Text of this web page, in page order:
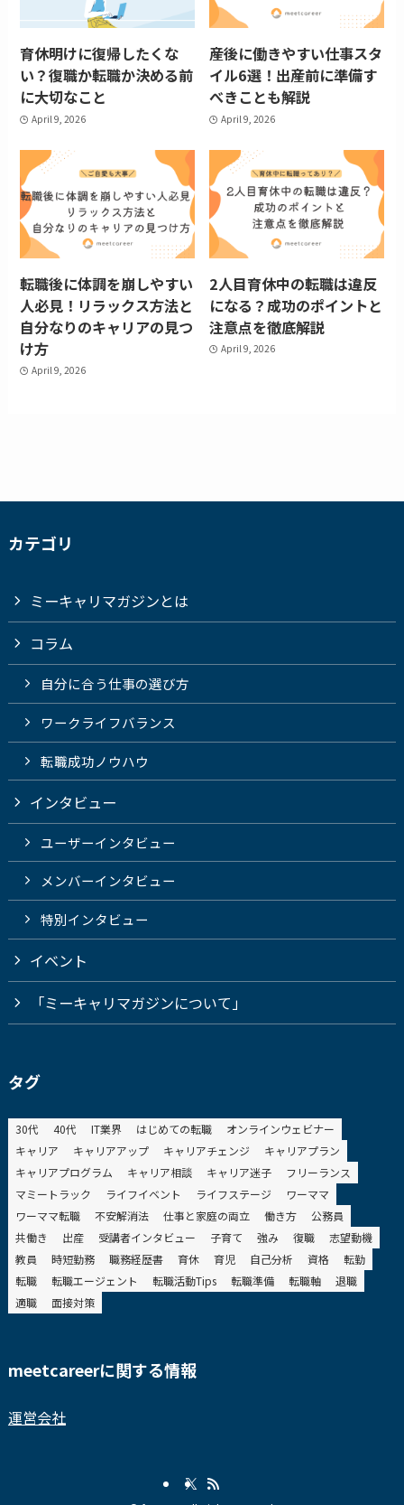
育休明けに復帰したくな
い？復職か転職か決める前
に大切なこと
April 9, 2026
産後に働きやすい仕事スタ
イル6選！出産前に準備す
べきことも解説
April 9, 2026
転職後に体調を崩しやすい
人必見！リラックス方法と
自分なりのキャリアの見つ
け方
April 9, 2026
2人目育休中の転職は違反
になる？成功のポイントと
注意点を徹底解説
April 9, 2026
カテゴリ
ミーキャリマガジンとは
コラム
自分に合う仕事の選び方
ワークライフバランス
転職成功ノウハウ
インタビュー
ユーザーインタビュー
メンバーインタビュー
特別インタビュー
イベント
「ミーキャリマガジンについて」
タグ
30代 40代 IT業界 はじめての転職
オンラインウェビナー
キャリア
キャリアアップ キャリアチェンジ
キャリアプラン
キャリアプログラム
キャリア相談 キャリア迷子
フリーランス
マミートラック
ライフイベント ライフステージ
ワーママ
ワーママ転職
不安解消法 仕事と家庭の両立 働き方
公務員
共働き
出産 受講者インタビュー 子育て 強み 復職
志望動機
教員
時短勤務 職務経歴書 育休 育児 自己分析 資格
転勤
転職
転職エージェント 転職活動Tips 転職準備 転職軸
退職
適職
面接対策
meetcareerに関する情報
運営会社